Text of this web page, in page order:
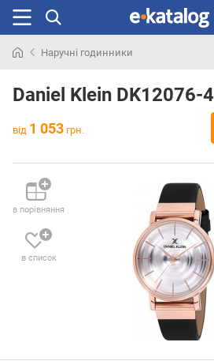
раніше
Наручні годинники
Daniel Klein DK12076-4
від 1 053 грн.
в порівняння
в список